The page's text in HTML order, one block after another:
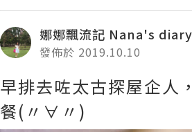
娜娜飄流記 Nana's
發佈於 2019.10.10
早排去咗太古探屋企人
餐(〃∀〃)